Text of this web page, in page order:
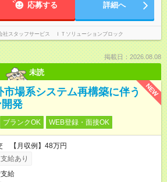
応募する 詳細へ
社スタッフサービス ＩＴソリューションブロック
掲載日：2026.08.08
未読
NEW
場系システム再構築に伴う
発
ブランクOK WEB登録・面接OK
【月収例】48万円
給あり
給